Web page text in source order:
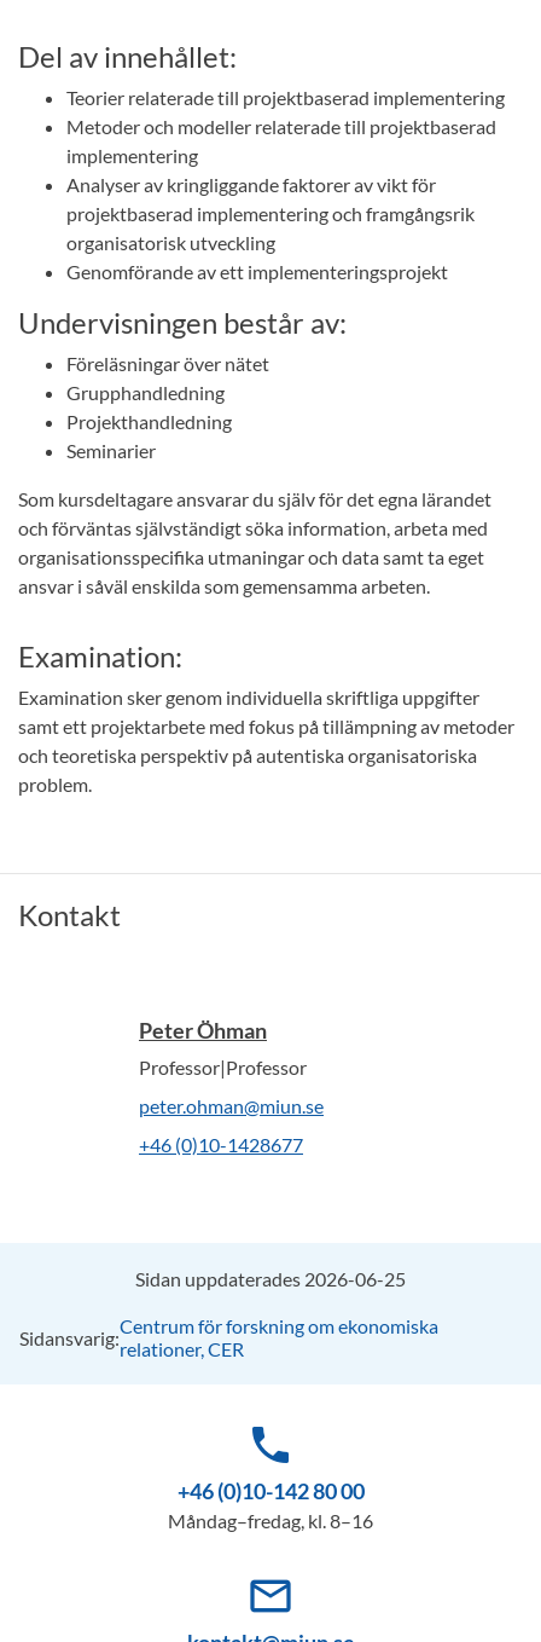
Del av innehållet:
Teorier relaterade till projektbaserad implementering
Metoder och modeller relaterade till projektbaserad
implementering
Analyser av kringliggande faktorer av vikt för
projektbaserad implementering och framgångsrik
organisatorisk utveckling
Genomförande av ett implementeringsprojekt
Undervisningen består av:
Föreläsningar över nätet
Grupphandledning
Projekthandledning
Seminarier
Som kursdeltagare ansvarar du själv för det egna lärandet
och förväntas självständigt söka information, arbeta med
organisationsspecifika utmaningar och data samt ta eget
ansvar i såväl enskilda som gemensamma arbeten.
Examination:
Examination sker genom individuella skriftliga uppgifter
samt ett projektarbete med fokus på tillämpning av metoder
och teoretiska perspektiv på autentiska organisatoriska
problem.
Kontakt
Peter Öhman
Professor|Professor
peter.ohman@miun.se
+46 (0)10-1428677
Sidan uppdaterades 2026-06-25
Sidansvarig:Centrum för forskning om ekonomiska
relationer, CER
phone
+46 (0)10-142 80 00
Måndag–fredag, kl. 8–16
mail_outline